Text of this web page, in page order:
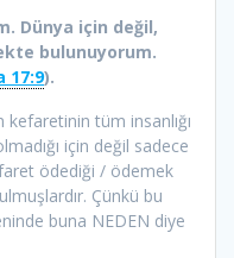
Dünya için değil,
bulunuyorum.
17:9).
kefaretinin tüm insanlığı
için değil sadece
ödediği / ödemek
Çünkü bu
buna NEDEN diye